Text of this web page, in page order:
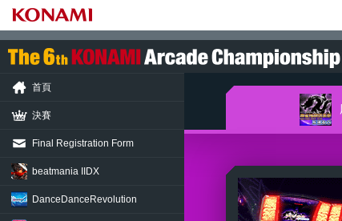
首頁
決賽
Final Registration Form
beatmania IIDX
DanceDance Revolution